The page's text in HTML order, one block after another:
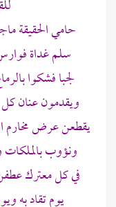
حامي الحقيقة
سلم غداة
لجبا فشكوا
ويقدمون عنان
يقطعن عرض مخارم
ونؤوب
في كل معترك
يوم تقاد به